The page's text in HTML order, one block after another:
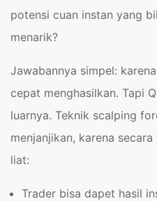
potensi cuan instan yang
menarik?
Jawabannya simpel:
cepat menghasilkan. Tapi
luarnya. Teknik scalping
menjanjikan, karena
liat:
Trader bisa dapet hasil